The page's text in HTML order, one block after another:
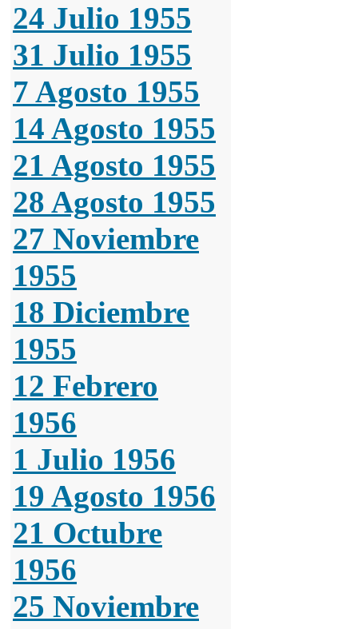
24 Julio 1955
31 Julio 1955
7 Agosto 1955
14 Agosto 1955
21 Agosto 1955
28 Agosto 1955
27 Noviembre
1955
18 Diciembre
1955
12 Febrero
1956
1 Julio 1956
19 Agosto 1956
21 Octubre
1956
25 Noviembre